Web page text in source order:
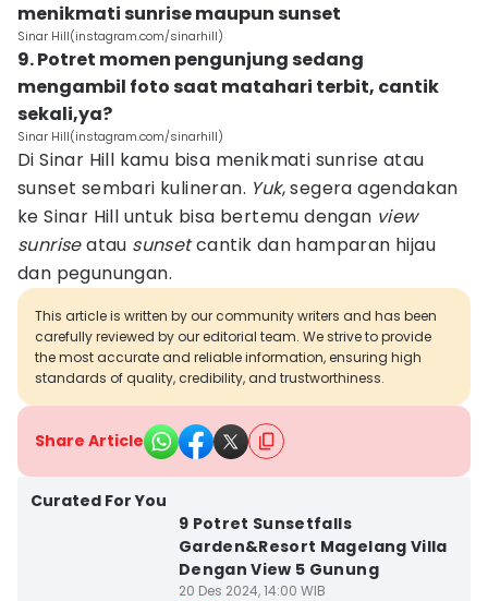
menikmati sunrise maupun sunset
Sinar Hill(instagram.com/sinarhill)
9. Potret momen pengunjung sedang
mengambil foto saat matahari terbit, cantik
sekali,ya?
Sinar Hill(instagram.com/sinarhill)
Di Sinar Hill kamu bisa menikmati sunrise atau
sunset sembari kulineran. Yuk, segera agendakan
ke Sinar Hill untuk bisa bertemu dengan view
sunriseatau sunsetcantik dan hamparan hijau
dan pegunungan.
This article is written by our community writers and has been
carefully reviewed by our editorial team. We strive to provide
the most accurate and reliable information, ensuring high
standards of quality, credibility, and trustworthiness.
Share Article
Curated For You
9 Potret Sunsetfalls
Garden&Resort Magelang Villa
Dengan View 5 Gunung
20 Des 2024, 14:00 WIB